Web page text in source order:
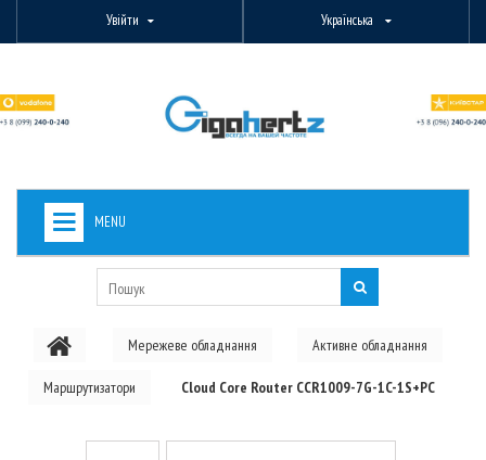
Увійти Українська
MENU
PON ОБЛАДНАННЯ
КАБЕЛЬНА ПРОДУКЦІЯ
Мережеве обладнання Активне обладнання
Маршрутизатори Cloud Core Router CCR1009-7G-1C-1S+PC